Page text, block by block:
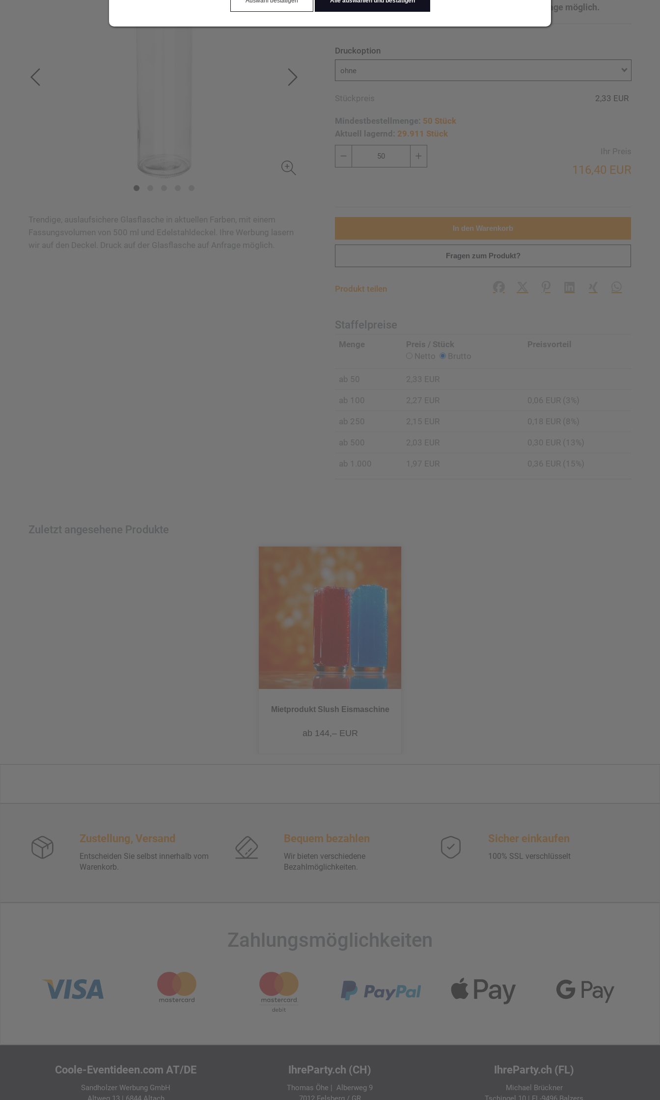
Trendige, auslaufsichere Glasflasche in aktuellen Farben, mit einem
Fassungsvolumen von 500 ml und Edelstahldeckel. Ihre Werbung lasern
wir auf den Deckel. Druck auf der Glasflasche auf Anfrage möglich.
wir auf den Deckel. Druck auf der Glasflasche auf Anfrage möglich.
Druckoption
ohne
Stückpreis 2,33 EUR
Mindestbestellmenge: 50 Stück
Aktuell lagernd: 29.911 Stück
Ihr Preis
116,40 EUR
In den Warenkorb
Fragen zum Produkt?
Produkt teilen Facebook
X PinterestLinkedInXing WhatsApp
Staffelpreise
Menge
Preis / Stück
Netto
Brutto
Preisvorteil
ab 50 2,33 EUR
ab 100 2,27 EUR 0,06 EUR (3%)
ab 250 2,15 EUR 0,18 EUR (8%)
ab 500 2,03 EUR 0,30 EUR (13%)
ab 1.000 1,97 EUR 0,36 EUR (15%)
Zuletzt angesehene Produkte
Mietprodukt Slush Eismaschine
ab 144,– EUR
Zustellung, Versand
Entscheiden Sie selbst innerhalb vom
Warenkorb.
Bequem bezahlen
Wir bieten verschiedene
Bezahlmöglichkeiten.
Sicher einkaufen
100% SSL verschlüsselt
Zahlungsmöglichkeiten
Coole-Eventideen.com AT/DE
Sandholzer Werbung GmbH
IhreParty.ch (CH)
Thomas Öhe | Alberweg 9
IhreParty.ch (FL)
Michael Brückner